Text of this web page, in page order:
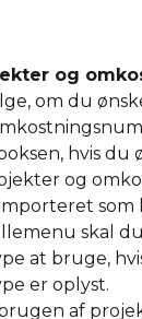
og
om du
hvis du
og
som
skal
at bruge,
er oplyst.
af